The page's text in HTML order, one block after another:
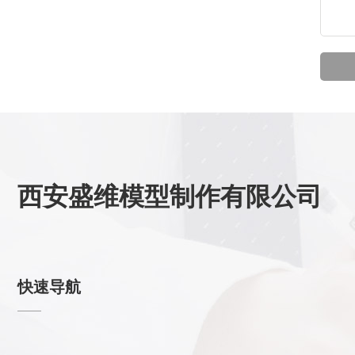
西安盛维模型制作有限公司
快速导航